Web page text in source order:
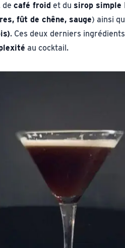
de café froid et du sirop simple
fût de chêne, sauge) ainsi
. Ces deux derniers
au cocktail.